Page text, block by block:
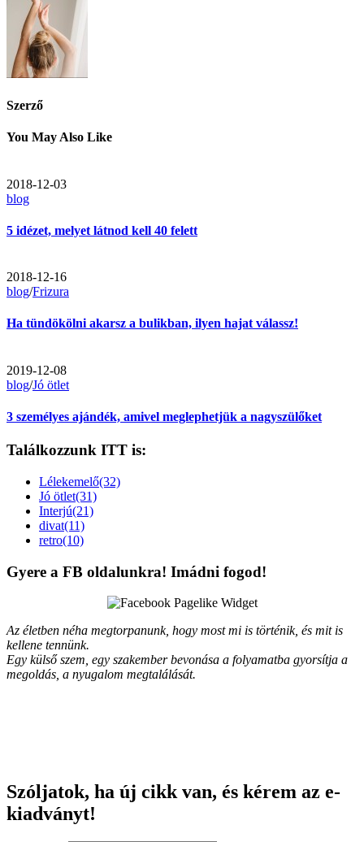
Szerző
You May Also Like
2018-12-03
blog
5 idézet, melyet látnod kell 40 felett
2018-12-16
blog/Frizura
Ha tündökölni akarsz a bulikban, ilyen hajat válassz!
2019-12-08
blog/Jó ötlet
3 személyes ajándék, amivel meglephetjük a nagyszülőket
Találkozzunk ITT is:
Lélekemelő(32)
Jó ötlet(31)
Interjú(21)
divat(11)
retro(10)
Gyere a FB oldalunkra! Imádni fogod!
Az életben néha megtorpanunk, hogy most mi is történik, és mit is
kellene tennünk.
Egy külső szem, egy szakember bevonása a folyamatba gyorsítja a
megoldás, a nyugalom megtalálását.
Szóljatok, ha új cikk van, és kérem az e-
kiadványt!